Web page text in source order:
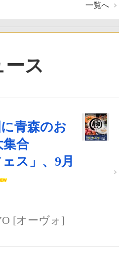
一覧へ
ース
青森のお
集合
ス」、9月
[オーヴォ]